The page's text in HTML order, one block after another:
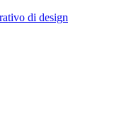
di design